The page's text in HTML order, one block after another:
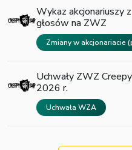
Wykaz akcjonariuszy
głosów na ZWZ
Zmiany w akcjonariacie
Uchwały ZWZ
2026 r.
Uchwała WZA